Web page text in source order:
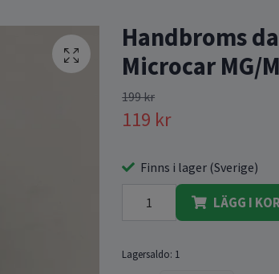
Handbroms
Microcar MG/
199 kr
119 kr
Finns i lager (Sverige)
LÄGG I
Lagersaldo: 1